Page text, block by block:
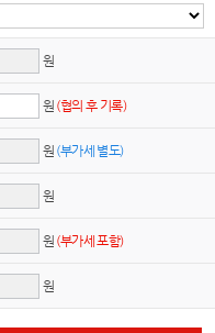
원
원 (협의 후 기록)
원 (부가세 별도)
원
원 (부가세 포함)
원